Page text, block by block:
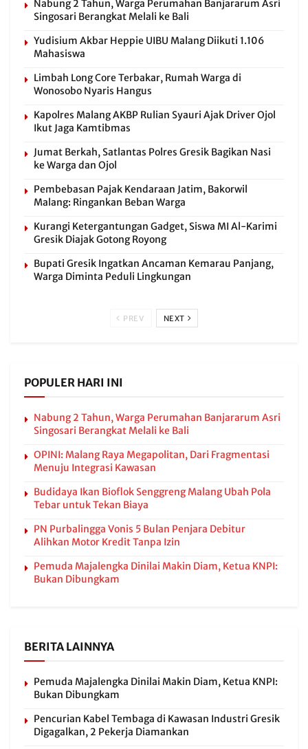
Nabung 2 Tahun, Warga Perumahan Banjararum Asri
Singosari Berangkat Melali ke Bali
Yudisium Akbar Heppie UIBU Malang Diikuti 1.106
Mahasiswa
Limbah Long Core Terbakar, Rumah Warga di
Wonosobo Nyaris Hangus
Kapolres Malang AKBP Rulian Syauri Ajak Driver Ojol
Ikut Jaga Kamtibmas
Jumat Berkah, Satlantas Polres Gresik Bagikan Nasi
ke Warga dan Ojol
Pembebasan Pajak Kendaraan Jatim, Bakorwil
Malang: Ringankan Beban Warga
Kurangi Ketergantungan Gadget, Siswa MI Al-Karimi
Gresik Diajak Gotong Royong
Bupati Gresik Ingatkan Ancaman Kemarau Panjang,
Warga Diminta Peduli Lingkungan
PREV NEXT
POPULER HARI INI
Nabung 2 Tahun, Warga Perumahan Banjararum Asri
Singosari Berangkat Melali ke Bali
OPINI: Malang Raya Megapolitan, Dari Fragmentasi
Menuju Integrasi Kawasan
Budidaya Ikan Bioflok Senggreng Malang Ubah Pola
Tebar untuk Tekan Biaya
PN Purbalingga Vonis 5 Bulan Penjara Debitur
Alihkan Motor Kredit Tanpa Izin
Pemuda Majalengka Dinilai Makin Diam, Ketua KNPI:
Bukan Dibungkam
BERITA LAINNYA
Pemuda Majalengka Dinilai Makin Diam, Ketua KNPI:
Bukan Dibungkam
Pencurian Kabel Tembaga di Kawasan Industri Gresik
Digagalkan, 2 Pekerja Diamankan